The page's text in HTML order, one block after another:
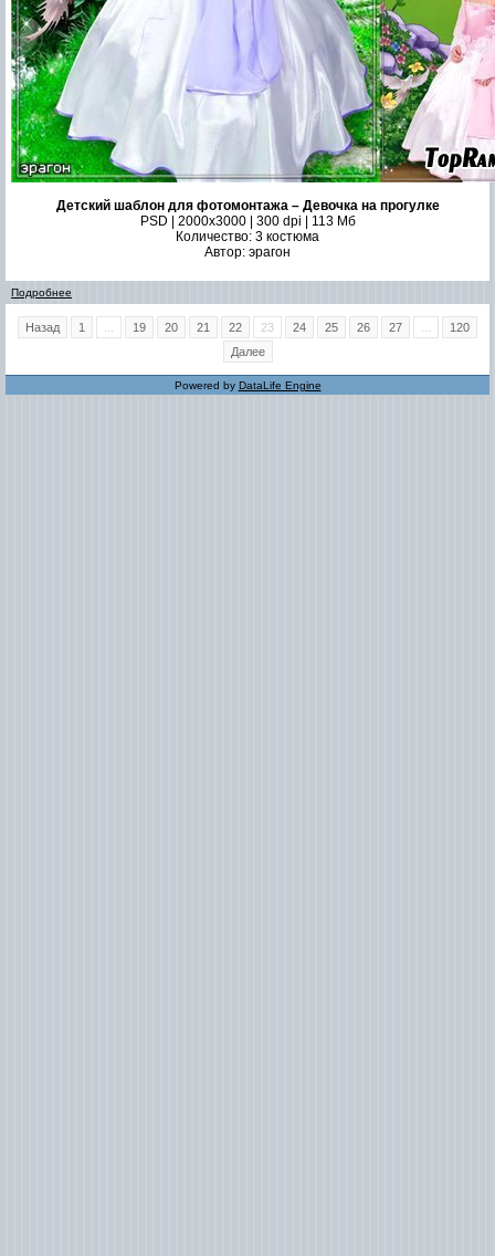
Детский шаблон для фотомонтажа – Девочка на прогулке
PSD | 2000x3000 | 300 dpi | 113 Мб
Количество: 3 костюма
Автор: эрагон
Подробнее
Назад 1 19 20 21 22 23 24 25 26 27
120
Далее
Powered by DataLife Engine